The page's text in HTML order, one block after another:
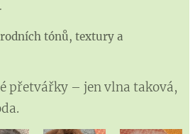
tónů, textury a
přetvářky – jen vlna taková,